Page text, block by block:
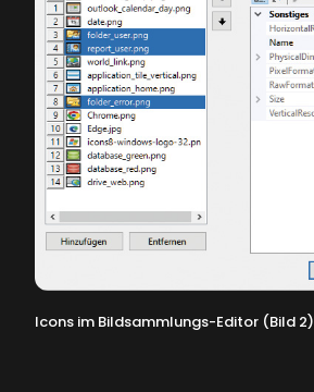
Icons im Bildsammlungs-Editor (Bild 2)